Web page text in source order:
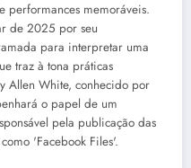
performances memoráveis.
de 2025 por seu
para interpretar uma
traz à tona práticas
Allen White, conhecido por
o papel de um
pela publicação das
'Facebook Files'.